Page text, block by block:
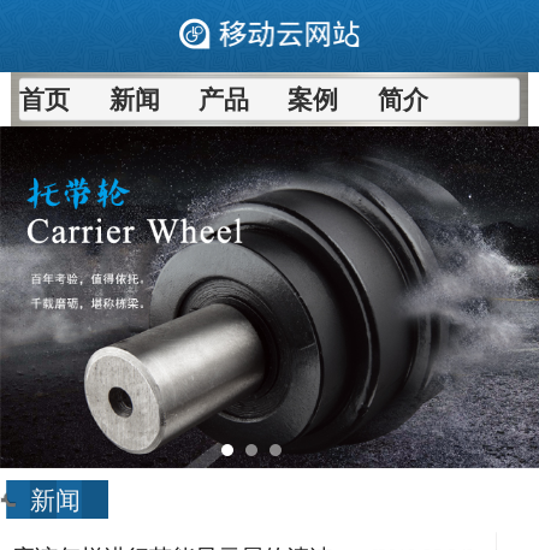
首页 新闻 产品 案例 简介
新闻